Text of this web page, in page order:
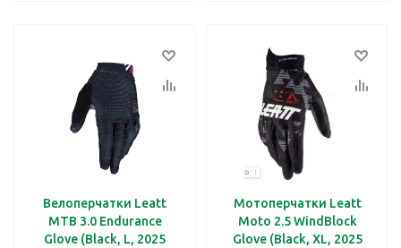
Велоперчатки Leatt
MTB 3.0 Endurance
Glove (Black, L, 2025
Мотоперчатки Leatt
Moto 2.5 WindBlock
Glove (Black, XL, 2025